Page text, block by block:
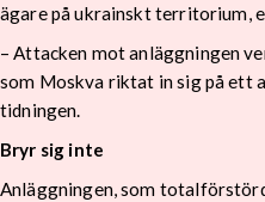
ägare på ukrainskt territorium,
– Attacken mot anläggningen
som Moskva riktat in sig på ett
tidningen.
Bryr sig inte
Anläggningen, som